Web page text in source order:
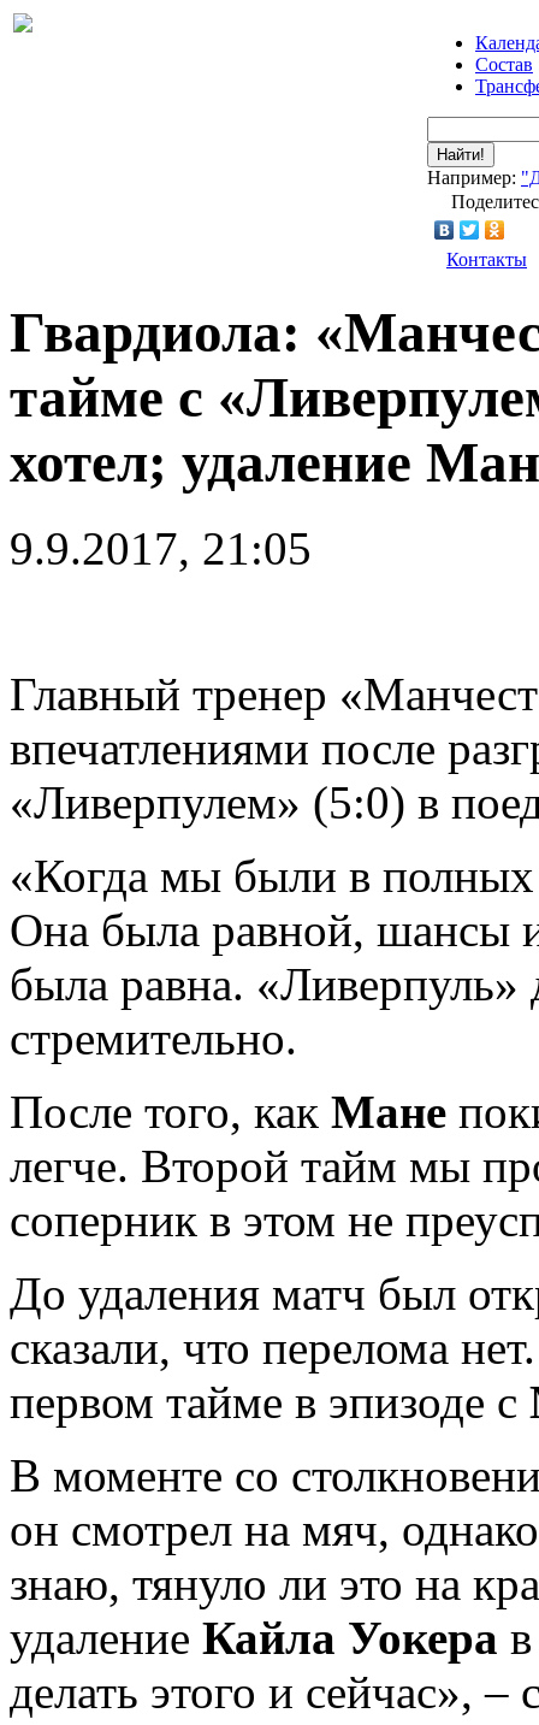
Состав
Найти!
Например:
Контакты
Гвардиола:
тайме с
хотел; удаление
9.9.2017, 21:05
Главный тренер
впечатлениями после
«Ливерпулем» (5:0) в
«Когда мы были в полных
Она была равной, шансы
была равна. «Ливерпуль»
стремительно.
После того, как Мане
легче. Второй тайм мы
соперник в этом не
До удаления матч был
сказали, что перелома
первом тайме в эпизоде с
В моменте со
он смотрел на мяч,
знаю, тянуло ли это на
удаление Кайла Уокера
делать этого и сейчас», –